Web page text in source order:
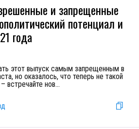
и запрещенные
потенциал и
года
этот выпуск самым запрещенным в
но оказалось, что теперь не такой
встречайте нов...